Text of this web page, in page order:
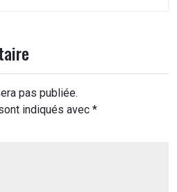
pas publiée.
indiqués avec *